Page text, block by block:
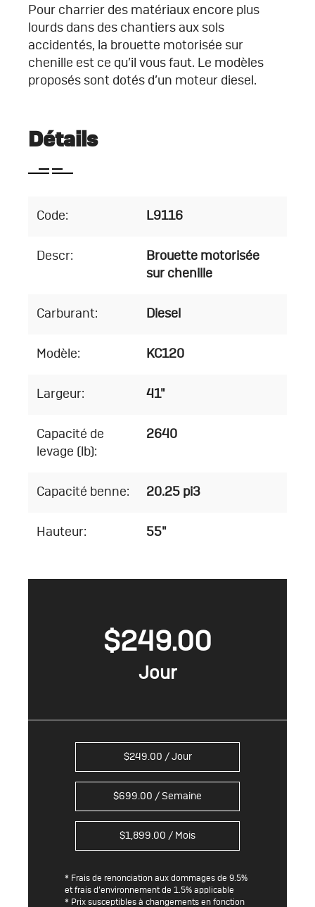
Pour charrier des matériaux encore plus
lourds dans des chantiers aux sols
accidentés, la brouette motorisée sur
chenille est ce qu’il vous faut. Le modèles
proposés sont dotés d’un moteur diesel.
Détails
Code: L9116
Descr:
Brouette motorisée
sur chenille
Carburant: Diesel
Modèle: KC120
Largeur: 41"
Capacité de
levage (lb):
2640
Capacité benne: 20.25 pi3
Hauteur: 55"
$249.00
$249.00 / Jour
$699.00 / Semaine
$1,899.00 / Mois
* Frais de renonciation aux dommages de 9.5%
et frais d’environnement de 1.5% applicable
* Prix susceptibles à changements en fonction